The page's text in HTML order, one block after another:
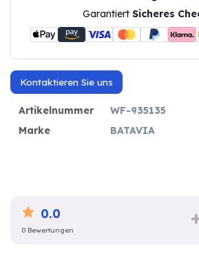
Garantiert Sicheres
Kontaktieren Sie uns
Artikelnummer
WF-935135
Marke
BATAVIA
0.0
0 Bewertungen